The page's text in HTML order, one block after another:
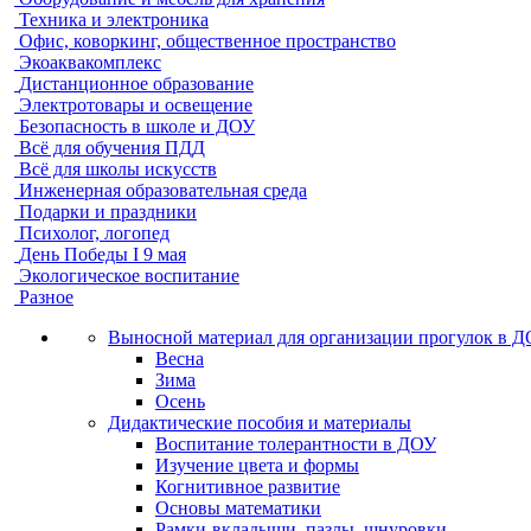
Техника и электроника
Офис, коворкинг, общественное пространство
Экоаквакомплекс
Дистанционное образование
Электротовары и освещение
Безопасность в школе и ДОУ
Всё для обучения ПДД
Всё для школы искусств
Инженерная образовательная среда
Подарки и праздники
Психолог, логопед
День Победы I 9 мая
Экологическое воспитание
Разное
Выносной материал для организации прогулок в
Весна
Зима
Осень
Дидактические пособия и материалы
Воспитание толерантности в ДОУ
Изучение цвета и формы
Когнитивное развитие
Основы математики